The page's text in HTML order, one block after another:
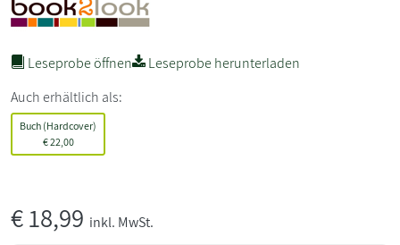
Leseprobe öffnen
Leseprobe herunterladen
Auch erhältlich als:
Buch (Hardcover)
€22,00
€18,99 inkl. MwSt.